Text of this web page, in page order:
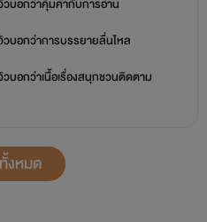
วบอกว่าคุ้มค่ากับการอ่าน
วบอกว่าการบรรยายลื่นไหล
วบอกว่าเนื้อเรื่องสนุกชวนติดตาม
งหมด